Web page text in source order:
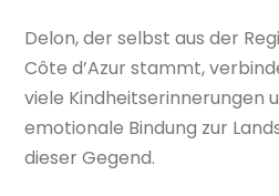
Delon, der selbst aus der
Côte d’Azur stammt,
viele Kindheitserinnerungen
emotionale Bindung zur
dieser Gegend.